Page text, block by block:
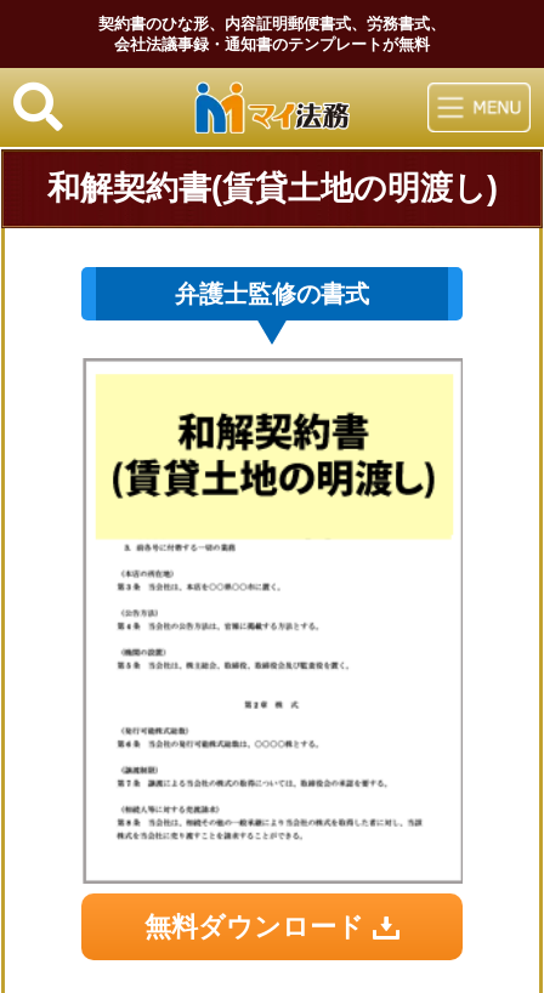
契約書のひな形、内容証明郵便書式、労務書式、
会社法議事録・通知書のテンプレートが無料
マイ法務
和解契約書(賃貸土地の明渡し)
弁護士監修の書式
無料ダウンロード